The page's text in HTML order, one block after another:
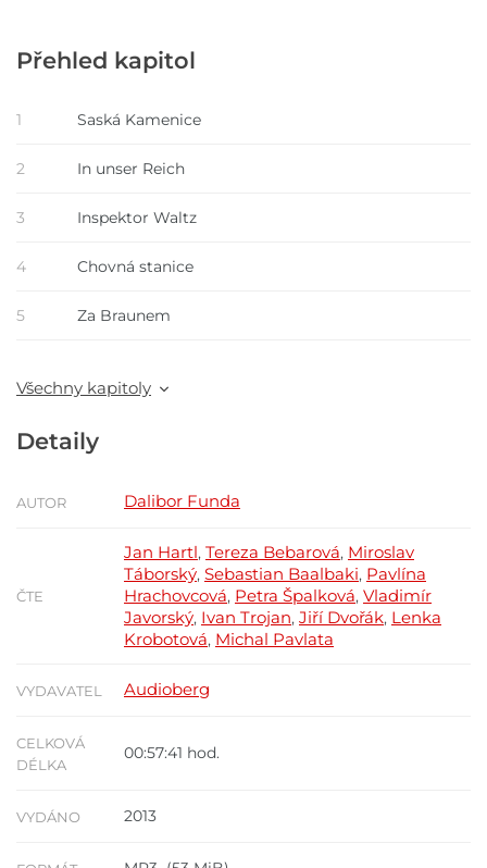
Přehled kapitol
1 Saská Kamenice
2 In unser Reich
3 Inspektor Waltz
4 Chovná stanice
5 Za Braunem
Všechny kapitoly
Detaily
AUTOR Dalibor Funda
ČTE
Jan Hartl, Tereza Bebarová, Miroslav
Táborský, Sebastian Baalbaki, Pavlína
Hrachovcová, Petra Špalková, Vladimír
Javorský, Ivan Trojan, Jiří Dvořák, Lenka
Krobotová, Michal Pavlata
VYDAVATEL Audioberg
CELKOVÁ
DÉLKA
00:57:41 hod.
VYDÁNO 2013